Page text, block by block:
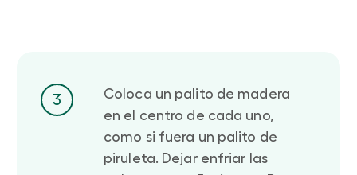
3
Coloca un palito de madera
en el centro de cada uno,
como si fuera un palito de
piruleta. Dejar enfriar las